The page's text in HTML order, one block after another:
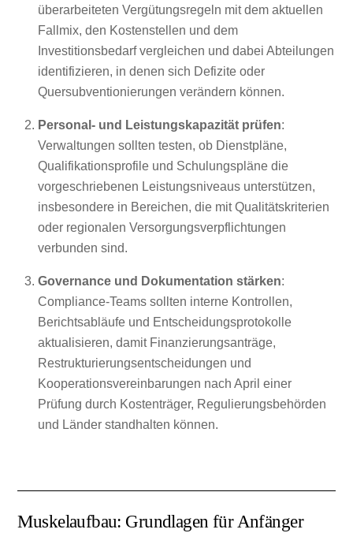
überarbeiteten Vergütungsregeln mit dem aktuellen
Fallmix, den Kostenstellen und dem
Investitionsbedarf vergleichen und dabei Abteilungen
identifizieren, in denen sich Defizite oder
Quersubventionierungen verändern können.
Personal- und Leistungskapazität prüfen:
Verwaltungen sollten testen, ob Dienstpläne,
Qualifikationsprofile und Schulungspläne die
vorgeschriebenen Leistungsniveaus unterstützen,
insbesondere in Bereichen, die mit Qualitätskriterien
oder regionalen Versorgungsverpflichtungen
verbunden sind.
Governance und Dokumentation stärken:
Compliance-Teams sollten interne Kontrollen,
Berichtsabläufe und Entscheidungsprotokolle
aktualisieren, damit Finanzierungsanträge,
Restrukturierungsentscheidungen und
Kooperationsvereinbarungen nach April einer
Prüfung durch Kostenträger, Regulierungsbehörden
und Länder standhalten können.
Muskelaufbau: Grundlagen für Anfänger